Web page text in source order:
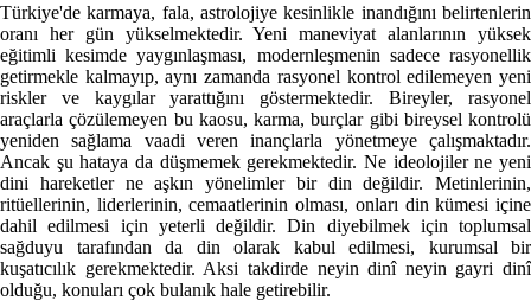
Türkiye'de karmaya, fala, astrolojiye kesinlikle inandığını belirtenlerin
oranı her gün yükselmektedir. Yeni maneviyat alanlarının yüksek
eğitimli kesimde yaygınlaşması, modernleşmenin sadece rasyonellik
getirmekle kalmayıp, aynı zamanda rasyonel kontrol edilemeyen yeni
riskler ve kaygılar yarattığını göstermektedir. Bireyler, rasyonel
araçlarla çözülemeyen bu kaosu, karma, burçlar gibi bireysel kontrolü
yeniden sağlama vaadi veren inançlarla yönetmeye çalışmaktadır.
Ancak şu hataya da düşmemek gerekmektedir. Ne ideolojiler ne yeni
dini hareketler ne aşkın yönelimler bir din değildir. Metinlerinin,
ritüellerinin, liderlerinin, cemaatlerinin olması, onları din kümesi içine
dahil edilmesi için yeterli değildir. Din diyebilmek için toplumsal
sağduyu tarafından da din olarak kabul edilmesi, kurumsal bir
kuşatıcılık gerekmektedir. Aksi takdirde neyin dinî neyin gayri dinî
olduğu, konuları çok bulanık hale getirebilir.